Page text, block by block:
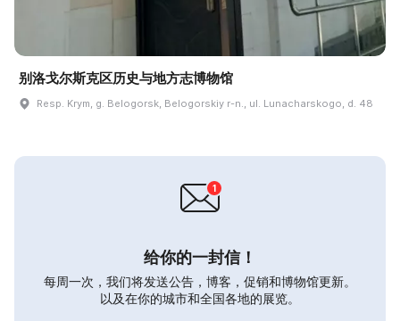
别洛戈尔斯克区历史与地方志博物馆
Resp. Krym, g. Belogorsk, Belogorskiy r-n., ul. Lunacharskogo, d. 48
给你的一封信！
每周一次，我们将发送公告，博客，促销和博物馆更新。
以及在你的城市和全国各地的展览。